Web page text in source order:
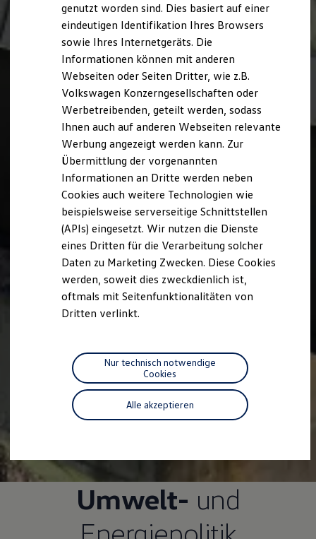
Werkbesichtigung
Lifestyle Shop
T-Roc Kollektion
Golf Kollektion
Volkswagen Kollektion
R-Kollektion
GTI Kollektion
Fußball Drop
we drive football
#wedriveproud
Besitzer und Service
myVolkswagen
Software Updates
Service und Ersatzteile
Inspektion und HU/AU
Reparaturen und Checks
Motorenöl und Flüssigkeiten
Räder und Reifen
Pannen- und Unfallhilfe
Economy Service
Volkswagen Teile
Zubehör
Modellspezifisches Zubehör
Individualisieren
Wallbox und Ladekabel
Digitale Extras
Dienste für Ihr Modell finden
Volkswagen Apps, Login und Shop
Handy und Fahrzeug verbinden
Vorgängermodelle
Kundeninformationen
Volkswagen Kundenbetreuung
Warn- und Kontrollleuchten
Assistenzsysteme
Digitale Betriebsanleitung
Umwelt- und
Energiepolitik
genutzt worden sind. Dies basiert auf einer
eindeutigen Identifikation Ihres Browsers
sowie Ihres Internetgeräts. Die
Informationen können mit anderen
Webseiten oder Seiten Dritter, wie z.B.
Volkswagen Konzerngesellschaften oder
Werbetreibenden, geteilt werden, sodass
Ihnen auch auf anderen Webseiten relevante
Werbung angezeigt werden kann. Zur
Übermittlung der vorgenannten
Informationen an Dritte werden neben
Cookies auch weitere Technologien wie
beispielsweise serverseitige Schnittstellen
(APIs) eingesetzt. Wir nutzen die Dienste
eines Dritten für die Verarbeitung solcher
Daten zu Marketing Zwecken. Diese Cookies
werden, soweit dies zweckdienlich ist,
oftmals mit Seitenfunktionalitäten von
Dritten verlinkt.
Alle akzeptieren
Nur technisch notwendige
Cookies